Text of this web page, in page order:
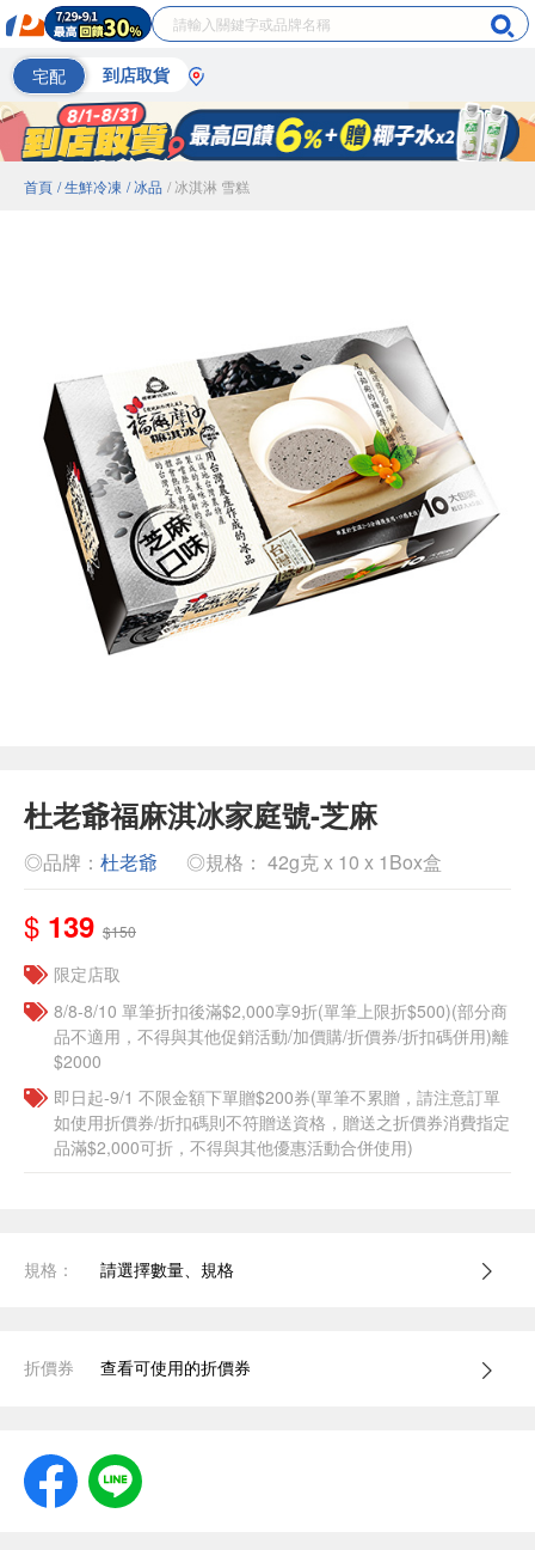
宅配 到店取貨
首頁 / 生鮮冷凍 / 冰品 / 冰淇淋 雪糕
杜老爺福麻淇冰家庭號-芝麻
◎品牌： 杜老爺 ◎規格： 42g克 x 10 x 1Box盒
$ 139 $150
限定店取
8/8-8/10 單筆折扣後滿$2,000享9折(單筆上限折$500)(部分商
品不適用，不得與其他促銷活動/加價購/折價券/折扣碼併用)離
$2000
即日起-9/1 不限金額下單贈$200券(單筆不累贈，請注意訂單
如使用折價券/折扣碼則不符贈送資格，贈送之折價券消費指定
品滿$2,000可折，不得與其他優惠活動合併使用)
規格： 請選擇數量、規格
折價券 查看可使用的折價券